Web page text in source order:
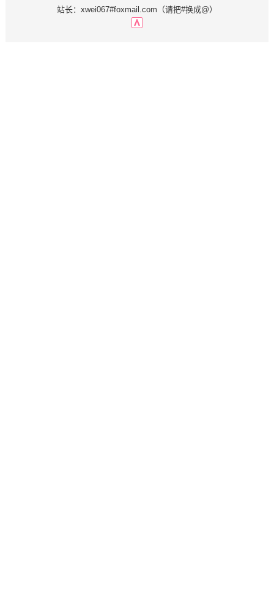
站长：xwei067#foxmail.com（请把#换成@）